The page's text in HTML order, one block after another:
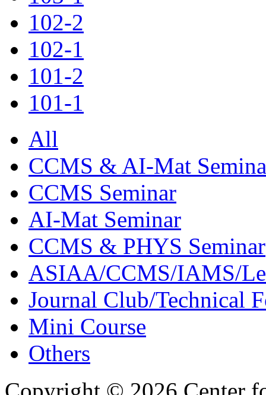
102-2
102-1
101-2
101-1
All
CCMS & AI-Mat
CCMS Seminar
AI-Mat Seminar
CCMS & PHYS Seminar
ASIAA/CCMS/IAMS/
Journal Club/Technical
Mini Course
Others